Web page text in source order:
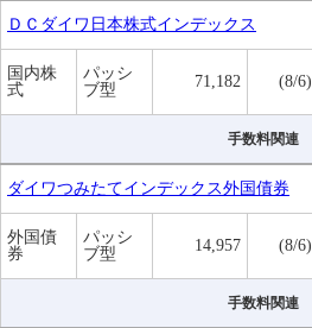
ＤＣダイワ日本株式インデックス
国内株
式
パッシ
ブ型
71,182 (8/6)
手数料関連
ダイワつみたてインデックス外国債券
外国債
券
パッシ
ブ型
14,957 (8/6)
手数料関連